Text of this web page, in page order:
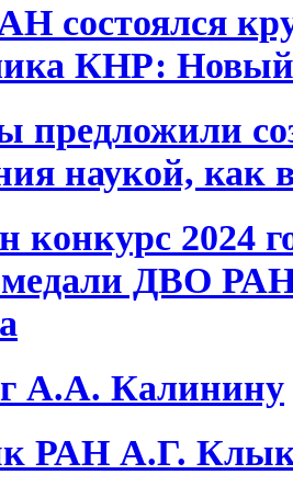
состоялся
КНР: Новый
предложили
наукой,
конкурс 2024
медали ДВО
А.А. Калинину
РАН А.Г.